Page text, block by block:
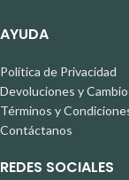
AYUDA
Política de Privacidad
Devoluciones y
Términos y
Contáctanos
REDES SOCIALES